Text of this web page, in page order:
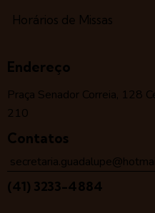
Horários de Missas
Endereço
Praça Senador Correia, 128
210
Contatos
(41) 3233-4884